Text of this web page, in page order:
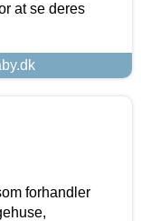
at se deres
forhandler